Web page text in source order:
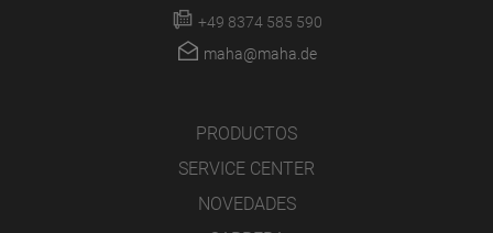
+49 8374 585 590
maha@maha.de
PRODUCTOS
SERVICE CENTER
NOVEDADES